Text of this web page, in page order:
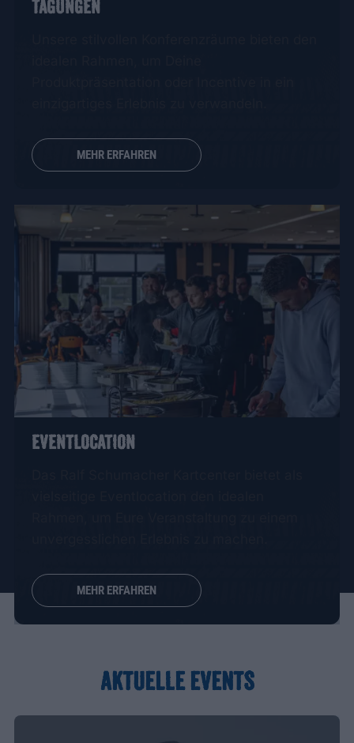
TAGUNGEN
MEHR ERFAHREN
EVENTLOCATION
MEHR ERFAHREN
AKTUELLE EVENTS